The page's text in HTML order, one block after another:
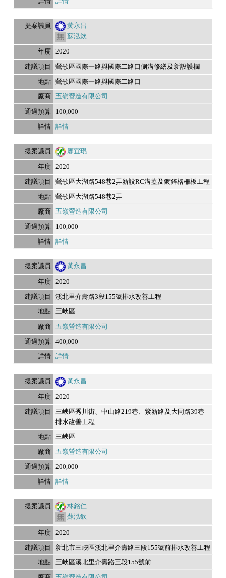
黃永昌
蘇泓欽
2020
鶯歌區國際一路與國際二路口側溝修繕及新設護欄
鶯歌區國際一路與國際二路口
五嶺營造有限公司
100,000
詳情
廖宜琨
2020
鶯歌區大湖路548巷2弄新設RC溝蓋及鍍鋅格柵板工程
鶯歌區大湖路548巷2弄
五嶺營造有限公司
100,000
詳情
黃永昌
2020
溪北里介壽路3段155號排水改善工程
三峽區
五嶺營造有限公司
400,000
詳情
黃永昌
2020
三峽區秀川街、中山路219巷、紫新路及大同路39巷
排水改善工程
三峽區
五嶺營造有限公司
200,000
詳情
林銘仁
蘇泓欽
2020
新北市三峽區溪北里介壽路三段155號前排水改善工程
三峽區溪北里介壽路三段155號前